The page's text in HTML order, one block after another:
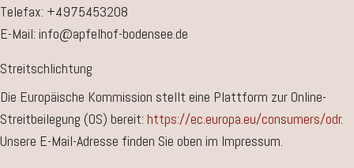
Telefax: +4975453208
E-Mail: info@apfelhof-bodensee.de
Streitschlichtung
Die Europäische Kommission stellt eine Plattform zur Online-
Streitbeilegung (OS) bereit: https://ec.europa.eu/consumers/odr.
Unsere E-Mail-Adresse finden Sie oben im Impressum.